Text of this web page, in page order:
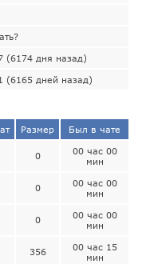
(6174 дня назад)
(6165 дней назад)
Размер Был в чате
0
00 час 00
мин
0
00 час 00
мин
0
00 час 00
мин
356
00 час 15
мин